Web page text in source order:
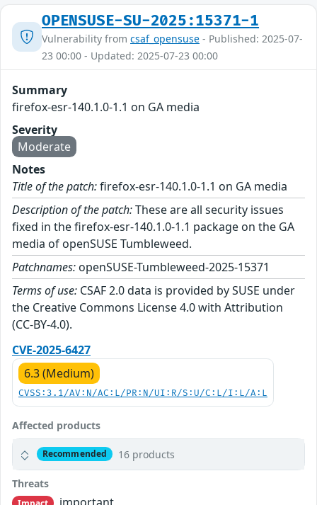
OPENSUSE-SU-2025:15371-1
Vulnerability from csaf_opensuse - Published: 2025-07-
23 00:00 - Updated: 2025-07-23 00:00
Summary
firefox-esr-140.1.0-1.1 on GA media
Severity
Moderate
Notes
Title of the patch:firefox-esr-140.1.0-1.1 on GA media
Description of the patch:These are all security issues
fixed in the firefox-esr-140.1.0-1.1 package on the GA
media of openSUSE Tumbleweed.
Patchnames: openSUSE-Tumbleweed-2025-15371
Terms of use: CSAF 2.0 data is provided by SUSE under
the Creative Commons License 4.0 with Attribution
(CC-BY-4.0).
CVE-2025-6427
6.3 (Medium)
CVSS:3.1/AV:N/AC:L/PR:N/UI:R/S:U/C:L/I:L/A:L
Affected products
Recommended 16 products
Threats
important